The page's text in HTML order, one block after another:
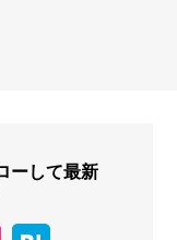
ーして最新